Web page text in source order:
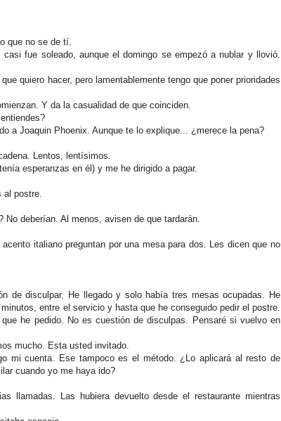
que no se de tí.
fue soleado, aunque el domingo se empezó a nublar y llovió.
quiero hacer, pero lamentablemente tengo que poner prioridades
Y da la casualidad de que coinciden.
a Joaquin Phoenix. Aunque te lo explique... ¿merece la pena?
Lentos, lentísimos.
esperanzas en él) y me he dirigido a pagar.
al postre.
deberían. Al menos, avisen de que tardarán.
italiano preguntan por una mesa para dos. Les dicen que no
de disculpar. He llegado y solo había tres mesas ocupadas. He
entre el servicio y hasta que he conseguido pedir el postre.
he pedido. No es cuestión de disculpas. Pensaré si vuelvo en
mucho. Esta usted invitado.
mi cuenta. Ese tampoco es el método. ¿Lo aplicará al resto de
cuando yo me haya ido?
llamadas. Las hubiera devuelto desde el restaurante mientras